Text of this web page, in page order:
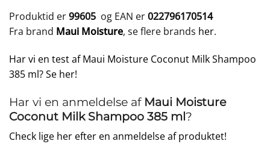
Produktid er99605 og EAN er022796170514
Fra brand Maui Moisture, se flere brands her.
Har vi en test af Maui Moisture Coconut Milk Shampoo
385 ml? Se her!
Har vi en anmeldelse af Maui Moisture
Coconut Milk Shampoo 385 ml?
Check lige her efter en anmeldelse af produktet!